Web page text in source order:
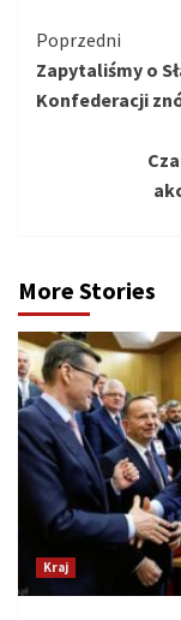
Kontynuuj
czytanie
Poprzedni
Zapytaliśmy o
Konfederacji
More Stories
Kraj